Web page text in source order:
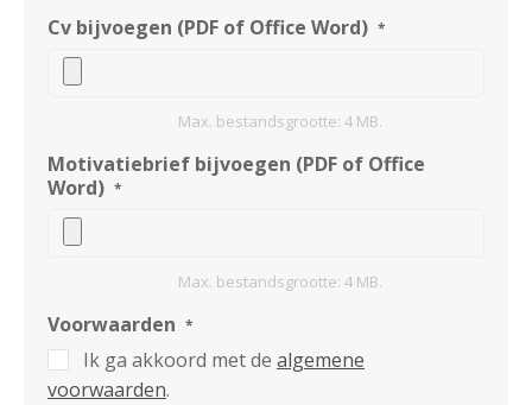
Cv bijvoegen (PDF of Office Word) *
Max. bestandsgrootte: 4 MB.
Motivatiebrief bijvoegen (PDF of Office
Word) *
Max. bestandsgrootte: 4 MB.
Voorwaarden *
Ik ga akkoord met de algemene
voorwaarden.